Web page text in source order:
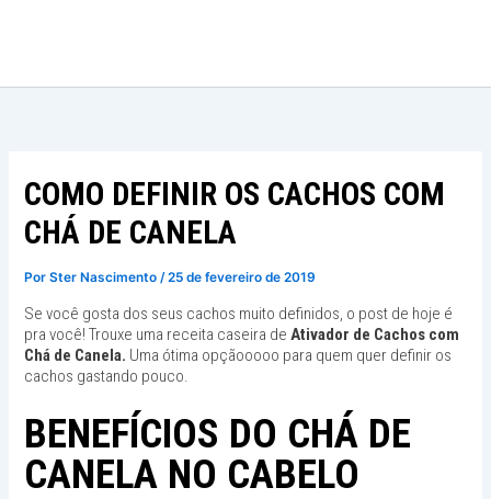
conteúdo
COMO DEFINIR OS CACHOS COM
CHÁ DE CANELA
PorSter Nascimento/25 de fevereiro de 2019
Se você gosta dos seus cachos muito definidos, o post de hoje é
pra você! Trouxe uma receita caseira deAtivador de Cachos com
Chá de Canela. Uma ótima opçãooooo para quem quer definir os
cachos gastando pouco.
BENEFÍCIOS DO CHÁ DE
CANELA NO CABELO